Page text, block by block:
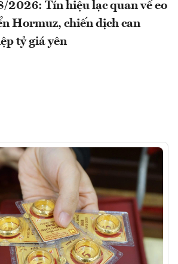
2026: Tín hiệu lạc quan về eo
Hormuz, chiến dịch can
tỷ giá yên